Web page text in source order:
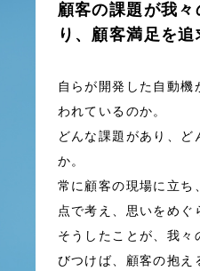
顧客の課題が我
り、顧客満足を追
自らが開発した自動機
われているのか。
どんな課題があり、
か。
常に顧客の現場に立ち
点で考え、思いをめぐ
そうしたことが、我々
びつけば、顧客の抱え